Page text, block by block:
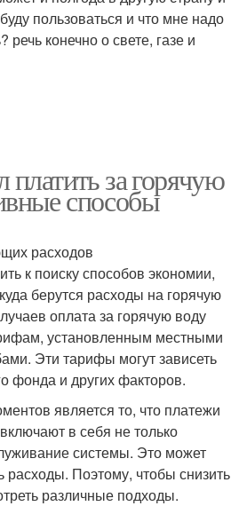
пользоваться и что мне надо
речь конечно о свете, газе и
платить за горячую
способы
расходов
к поиску способов экономии,
берутся расходы на горячую
оплата за горячую воду
установленным местными
Эти тарифы могут зависеть
фонда и других факторов.
является то, что платежи
в себя не только
системы. Это может
расходы. Поэтому, чтобы снизить
различные подходы.